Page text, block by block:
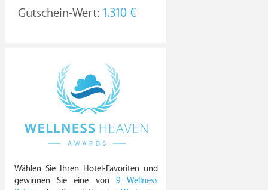
Gutschein-Wert: 1.310 €
Wählen Sie Ihren Hotel-Favoriten und
gewinnen Sie eine von 9 Wellness